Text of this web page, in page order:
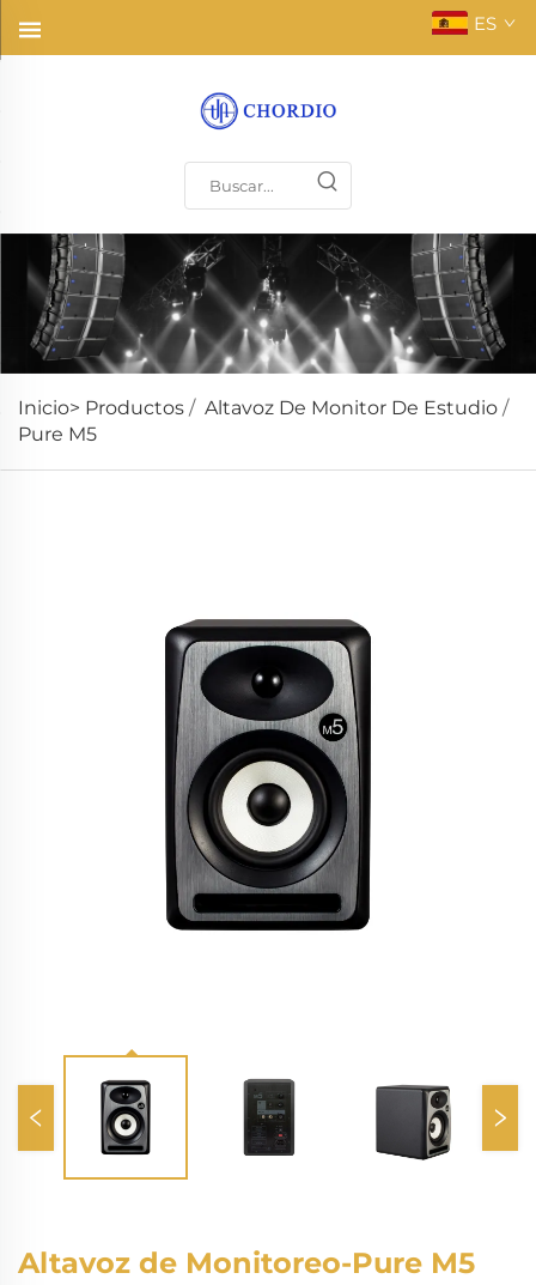
ES
Inicio> Productos / Altavoz De Monitor De Estudio /
Pure M5
Altavoz de Monitoreo-Pure M5